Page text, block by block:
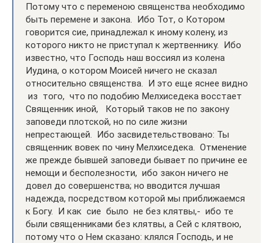
Потому что с переменою священства необходимо
быть перемене и закона. Ибо Тот, о Котором
говорится сие, принадлежал к иному колену, из
которого никто не приступал к жертвеннику. Ибо
известно, что Господь наш воссиял из колена
Иудина, о котором Моисей ничего не сказал
относительно священства. И это еще яснее видно
из того, что по подобию Мелхиседека восстает
Священник иной, Который таков не по закону
заповеди плотской, но по силе жизни
непрестающей. Ибо засвидетельствовано: Ты
священник вовек по чину Мелхиседека. Отменение
же прежде бывшей заповеди бывает по причине ее
немощи и бесполезности, ибо закон ничего не
довел до совершенства; но вводится лучшая
надежда, посредством которой мы приближаемся
к Богу. И как сие было не без клятвы,- ибо те
были священниками без клятвы, а Сей с клятвою,
потому что о Нем сказано: клялся Господь, и не